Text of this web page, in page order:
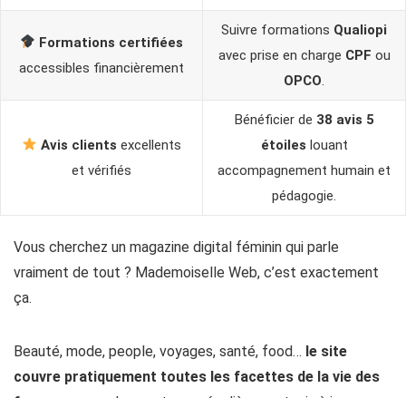
Formations certifiées
accessibles financièrement
Suivre formations Qualiopi
avec prise en charge CPF ou
OPCO.
Avis clients excellents
et vérifiés
Bénéficier de 38 avis 5
étoiles louant
accompagnement humain et
pédagogie.
Vous cherchez un magazine digital féminin qui parle
vraiment de tout ? Mademoiselle Web, c’est exactement
ça.
Beauté, mode, people, voyages, santé, food… le site
couvre pratiquement toutes les facettes de la vie des